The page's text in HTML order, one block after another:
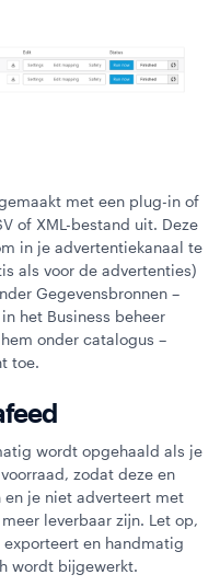
met een plug-in of
of XML-bestand uit. Deze
in je advertentiekanaal te
als voor de advertenties)
Gegevensbronnen –
het Business beheer
onder catalogus –
toe.
wordt opgehaald als je
zodat deze en
en je niet adverteert met
leverbaar zijn. Let op,
exporteert en handmatig
wordt bijgewerkt.